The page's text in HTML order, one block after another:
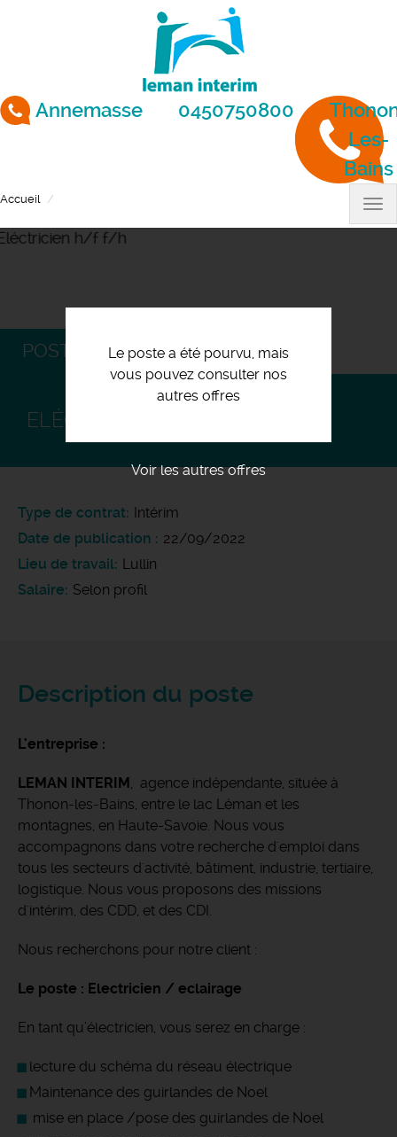
Annemasse 0450750800
Les-
Bains
Accueil
Le poste a été pourvu, mais
vous pouvez consulter nos
autres offres
Voir les autres offres
POSTULEZ
ELÉCTRICIEN H/F F/H
Type de contrat Intérim
Date de publication
22/09/2022
Lieu de travail Lullin
Salaire Selon profil
Description du poste
L'entreprise :
LEMAN INTERIM, agence indépendante, située à
Thonon-les-Bains, entre le lac Léman et les
montagnes, en Haute-Savoie. Nous vous
accompagnons dans votre recherche d'emploi dans
tous les secteurs d'activité, bâtiment, industrie, tertiaire,
logistique. Nous vous proposons des missions
d'intérim, des CDD, et des CDI.
Nous recherchons pour notre client :
Le poste : Electricien / eclairage
En tant qu’électricien, vous serez en charge :
lecture du schéma du réseau électrique
Maintenance des guirlandes de Noel
mise en place /pose des guirlandes de Noel